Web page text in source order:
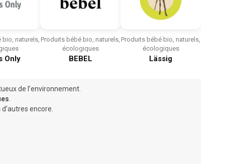
naturels,
Only
Produits bébé bio, naturels,
écologiques
BEBEL
Produits bébé bio, naturels,
écologiques
Lässig
de l’environnement.
encore.